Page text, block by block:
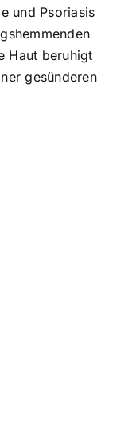
und Psoriasis
Haut beruhigt
gesünderen